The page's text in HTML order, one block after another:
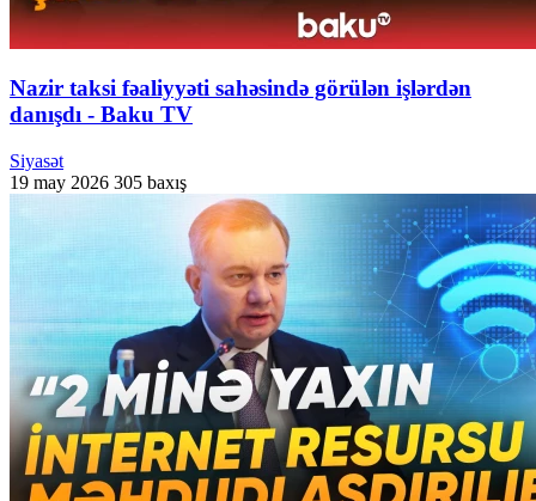
Nazir taksi fəaliyyəti sahəsində görülən işlərdən
danışdı - Baku TV
Siyasət
19 may 2026 305 baxış